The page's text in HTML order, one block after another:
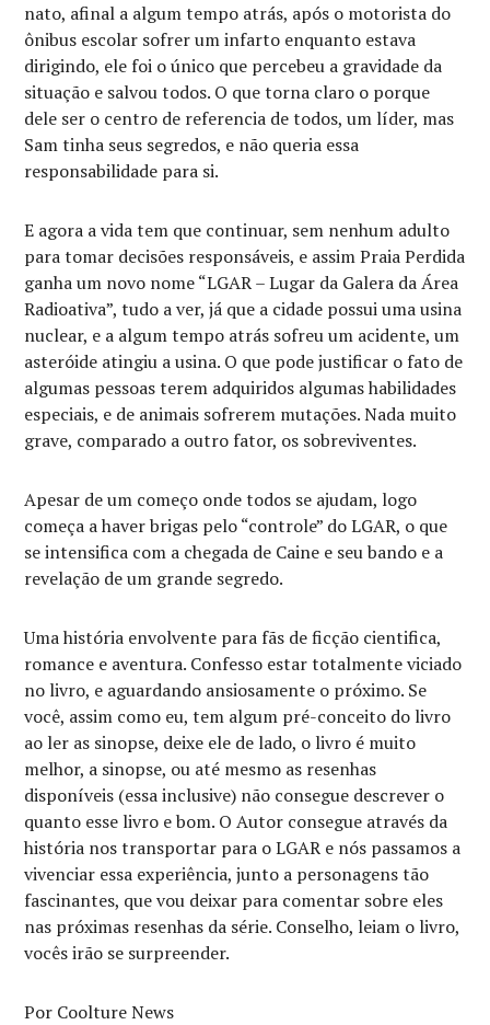
nato, afinal a algum tempo atrás, após o motorista do
ônibus escolar sofrer um infarto enquanto estava
dirigindo, ele foi o único que percebeu a gravidade da
situação e salvou todos. O que torna claro o porque
dele ser o centro de referencia de todos, um líder, mas
Sam tinha seus segredos, e não queria essa
responsabilidade para si.
E agora a vida tem que continuar, sem nenhum adulto
para tomar decisões responsáveis, e assim Praia Perdida
ganha um novo nome “LGAR – Lugar da Galera da Área
Radioativa”, tudo a ver, já que a cidade possui uma usina
nuclear, e a algum tempo atrás sofreu um acidente, um
asteróide atingiu a usina. O que pode justificar o fato de
algumas pessoas terem adquiridos algumas habilidades
especiais, e de animais sofrerem mutações. Nada muito
grave, comparado a outro fator, os sobreviventes.
Apesar de um começo onde todos se ajudam, logo
começa a haver brigas pelo “controle” do LGAR, o que
se intensifica com a chegada de Caine e seu bando e a
revelação de um grande segredo.
Uma história envolvente para fãs de ficção cientifica,
romance e aventura. Confesso estar totalmente viciado
no livro, e aguardando ansiosamente o próximo. Se
você, assim como eu, tem algum pré-conceito do livro
ao ler as sinopse, deixe ele de lado, o livro é muito
melhor, a sinopse, ou até mesmo as resenhas
disponíveis (essa inclusive) não consegue descrever o
quanto esse livro e bom. O Autor consegue através da
história nos transportar para o LGAR e nós passamos a
vivenciar essa experiência, junto a personagens tão
fascinantes, que vou deixar para comentar sobre eles
nas próximas resenhas da série. Conselho, leiam o livro,
vocês irão se surpreender.
Por Coolture News